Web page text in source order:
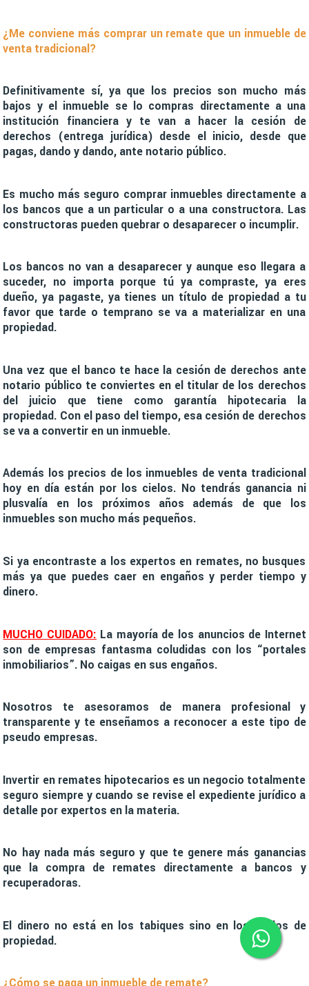
¿Me conviene más comprar un remate que un inmueble de
venta tradicional?
Definitivamente sí, ya que los precios son mucho más
bajos y el inmueble se lo compras directamente a una
institución financiera y te van a hacer la cesión de
derechos (entrega jurídica) desde el inicio, desde que
pagas, dando y dando, ante notario público.
Es mucho más seguro comprar inmuebles directamente a
los bancos que a un particular o a una constructora. Las
constructoras pueden quebrar o desaparecer o incumplir.
Los bancos no van a desaparecer y aunque eso llegara a
suceder, no importa porque tú ya compraste, ya eres
dueño, ya pagaste, ya tienes un título de propiedad a tu
favor que tarde o temprano se va a materializar en una
propiedad.
Una vez que el banco te hace la cesión de derechos ante
notario público te conviertes en el titular de los derechos
del juicio que tiene como garantía hipotecaria la
propiedad. Con el paso del tiempo, esa cesión de derechos
se va a convertir en un inmueble.
Además los precios de los inmuebles de venta tradicional
hoy en día están por los cielos. No tendrás ganancia ni
plusvalía en los próximos años además de que los
inmuebles son mucho más pequeños.
Si ya encontraste a los expertos en remates, no busques
más ya que puedes caer en engaños y perder tiempo y
dinero.
MUCHO CUIDADO: La mayoría de los anuncios de Internet
son de empresas fantasma coludidas con los “portales
inmobiliarios”. No caigas en sus engaños.
Nosotros te asesoramos de manera profesional y
transparente y te enseñamos a reconocer a este tipo de
pseudo empresas.
Invertir en remates hipotecarios es un negocio totalmente
seguro siempre y cuando se revise el expediente jurídico a
detalle por expertos en la materia.
No hay nada más seguro y que te genere más ganancias
que la compra de remates directamente a bancos y
recuperadoras.
El dinero no está en los tabiques sino en los títulos de
propiedad.